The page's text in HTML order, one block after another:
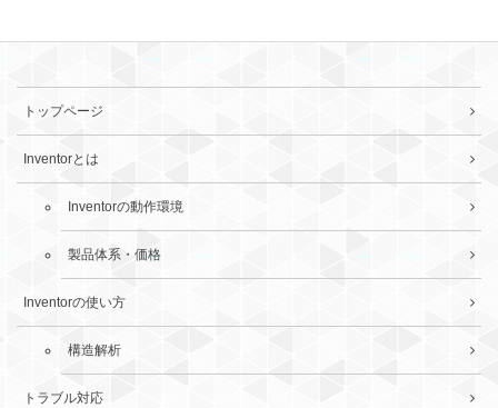
トップページ
Inventorとは
Inventorの動作環境
製品体系・価格
Inventorの使い方
構造解析
トラブル対応